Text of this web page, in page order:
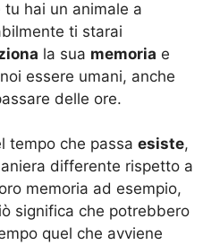
hai un animale a
ti starai
la sua memoria e
essere umani, anche
delle ore.
tempo che passa esiste,
differente rispetto a
memoria ad esempio,
significa che potrebbero
quel che avviene